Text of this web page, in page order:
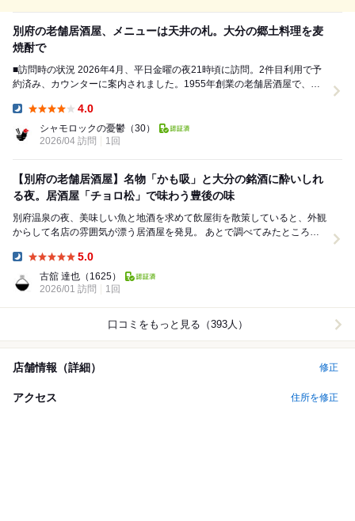
別府の老舗居酒屋、メニューは天井の札。大分の郷土料理を麦
焼酎で
■訪問時の状況 2026年4月、平日金曜の夜21時頃に訪問。2件目利用で予
約済み、カウンターに案内されました。1955年創業の老舗居酒屋で、別
4.0
シャモロックの憂鬱 （30）
2026/04 訪問
1回
【別府の老舗居酒屋】名物「かも吸」と大分の銘酒に酔いしれ
る夜。居酒屋「チョロ松」で味わう豊後の味
別府温泉の夜、美味しい魚と地酒を求めて飲屋街を散策していると、外観
からして名店の雰囲気が漂う居酒屋を発見。 あとで調べてみたところ、
5.0
古舘 達也 （1625）
2026/01 訪問
1回
口コミをもっと見る（393人）
店舗情報（詳細） 修正
アクセス 住所を修正